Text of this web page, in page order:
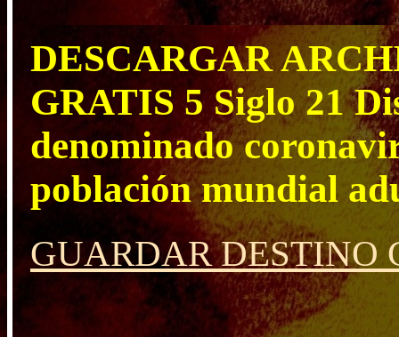
DESCARGAR
GRATIS 5 Siglo 21
denominado
población mundial
GUARDAR DESTINO